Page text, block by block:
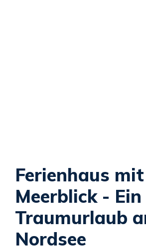
Ferienhaus mit
Meerblick - Ein
Traumurlaub
Nordsee